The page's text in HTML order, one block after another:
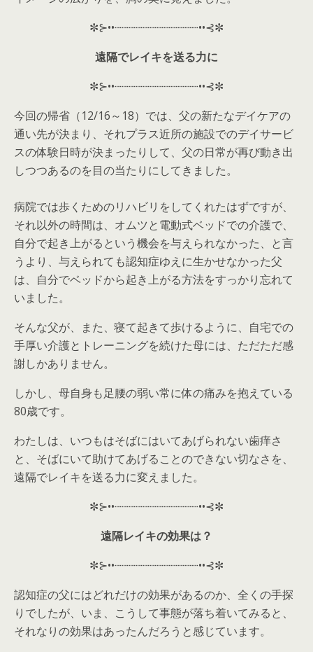
✼⊱••┈┈┈┈┈┈┈┈┈┈┈┈••⊰✼
遠隔でレイキを送る力に
✼⊱••┈┈┈┈┈┈┈┈┈┈┈┈••⊰✼
今回の帰省（12/16～18）では、父の新たなデイケアの
通い先が決まり、それプラス近所の施設でのデイサービ
スの体験日時が決まったりして、父の日常が再び動き出
しつつあるのを目の当たりにしてきました。
病院では歩くためのリハビリをしてくれたはずですが、
それ以外の時間は、オムツと電動式ベッドでの介護で、
自分で起き上がるという機会を与えられなかった、と言
うより、与えられても認知症ゆえに生かせなかった父
は、自分でベッドから起き上がる方法をすっかり忘れて
いました。
そんな父が、また、寝て起きて歩けるように、自宅での
手厚い介護とトレーニングを続けた母には、ただただ感
謝しかありません。
しかし、母自身も足腰の弱い常に体の痛みを抱えている
80歳です。
わたしは、いつもはそばにはいてあげられない歯痒さ
と、そばにいて助けてあげることのできない切なさを、
遠隔でレイキを送る力に変えました。
✼⊱••┈┈┈┈┈┈┈┈┈┈┈┈••⊰✼
遠隔レイキの効果は？
✼⊱••┈┈┈┈┈┈┈┈┈┈┈┈••⊰✼
認知症の父にはどれだけの効果があるのか、全くの手探
りでしたが、いま、こうして事態が落ち着いてみると、
それなりの効果はあったんだろうと感じています。